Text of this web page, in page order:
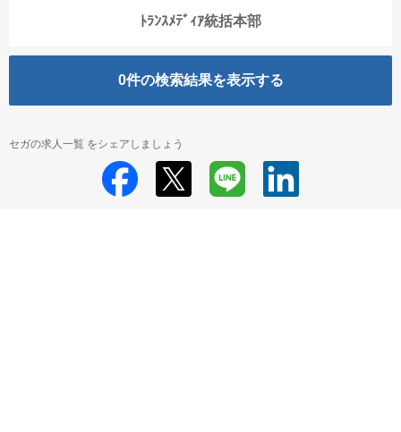
ﾄﾗﾝｽﾒﾃﾞｨｱ統括本部
0件の検索結果を表示する
セガの求人一覧 をシェアしましょう